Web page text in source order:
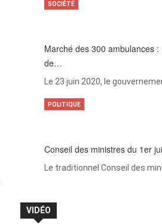
Marché des 300 ambulances
de…
Le 23 juin 2020, le
SOCIÉTÉ
Conseil des ministres du 1er
Le traditionnel Conseil des
POLITIQUE
VIDÉO